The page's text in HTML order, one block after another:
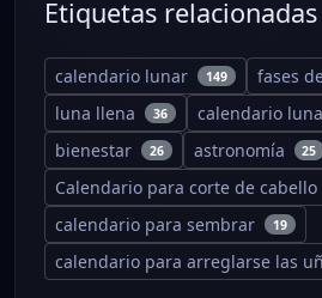
Etiquetas relacionadas
calendario lunar 149 fases
luna llena 36 calendario
bienestar 26 astronomía 25
Calendario para corte de cabello
calendario para sembrar 19
calendario para arreglarse las